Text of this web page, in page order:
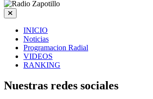
INICIO
Noticias
Programacion Radial
VIDEOS
RANKING
Nuestras redes sociales